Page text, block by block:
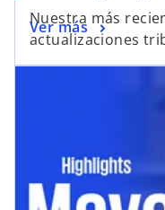
Nuestra más
actualizaciones
Ver más